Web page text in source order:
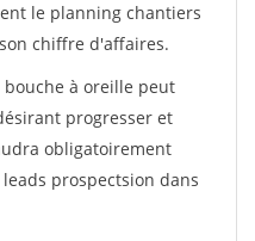
le planning chantiers
chiffre d'affaires.
à oreille peut
progresser et
obligatoirement
prospectsion dans